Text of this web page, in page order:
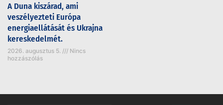
A Duna kiszárad, ami
veszélyezteti Európa
energiaellátását és Ukrajna
kereskedelmét.
2026. augusztus 5.
Nincs
hozzászólás